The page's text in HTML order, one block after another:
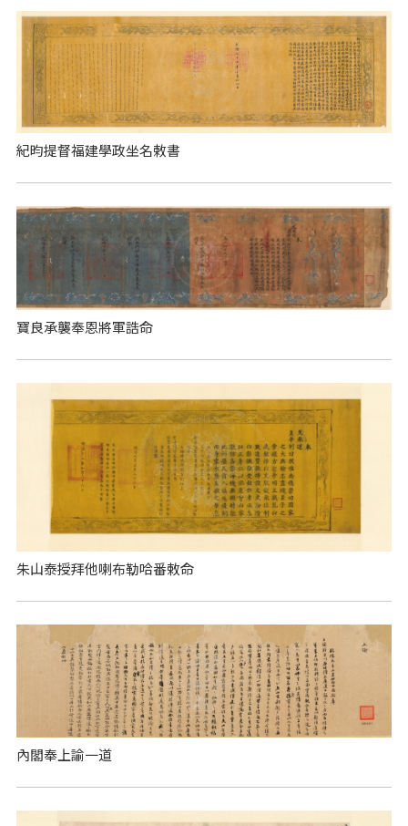
紀昀提督福建學政坐名敕書
寶良承襲奉恩將軍誥命
朱山泰授拜他喇布勒哈番敕命
內閣奉上諭一道